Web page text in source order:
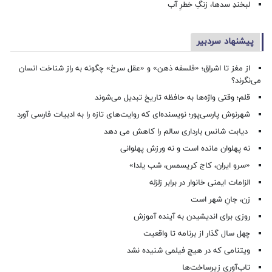
لبخندِ سدها، زنگِ خطرِ آب
پیشنهاد سردبیر
از مغز تا اشراق؛ «فلسفه ذهن» و «عقل سرخ» چگونه به راز شناخت انسان
می‌نگرند؟
قلم؛ وقتی واژه‌ها به حافظه تاریخ تبدیل می‌شوند
شهرنوش پارسی‌پور؛ نویسنده‌ای که روایت‌های تازه را به ادبیات فارسی آورد
دیابت شانس بارداری سالم را کاهش می دهد
نه پهلوان مانده است و نه ورزش پهلوانی
«سرو ایران، کاج کریسمس، شب یلدا»
الزامات ایمنی خانوار در برابر زلزله
زن، جانِ شهر است
روزی برای اندیشیدن به آینده آموزش
چهل سال گذار از برنامه تا واقعیت
ویتنامی که در هیچ فیلمی شنیده نشد
تاب‌آوری زیرساخت‌ها